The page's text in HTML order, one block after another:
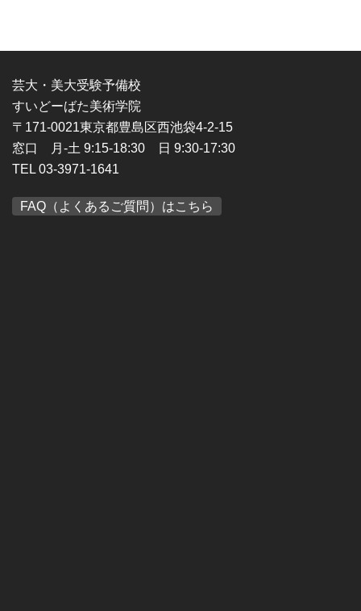
芸大・美大受験予備校
すいどーばた美術学院
〒171-0021東京都豊島区西池袋4-2-15
窓口 月-土 9:15-18:30 日 9:30-17:30
TEL 03-3971-1641
FAQ（よくあるご質問）はこちら